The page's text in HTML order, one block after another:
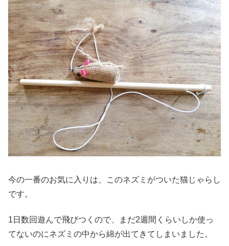
今の一番のお気に入りは、このネズミがついた猫じゃらし
です。
1日数回遊んで飛びつくので、まだ2週間くらいしか使っ
てないのにネズミの中から綿が出てきてしまいました。